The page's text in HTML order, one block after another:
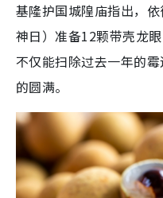
基隆护国城隍庙指出，
神日）准备12颗带壳龙
不仅能扫除过去一年的
的圆满。